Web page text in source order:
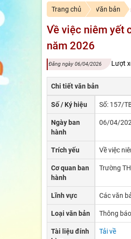
Trang chủ Văn bản
Về việc niêm yết
năm 2026
Đăng ngày 06/04/2026 Lượt
Chi tiết văn bản
Số / Ký hiệu Số: 157/
Ngày ban
hành
06/04/
Trích yếu Về việc
Cơ quan ban
hành
Trường
Lĩnh vực Các văn
Loại văn bản Thông báo
Tài liệu đính
Tải về